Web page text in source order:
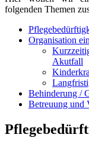
folgenden Themen
Organisation
Akutfall
Behinderung /
Betreuung und